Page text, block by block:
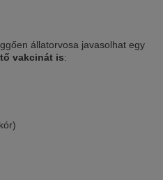
állatorvosa javasolhat egy
vakcinát is: